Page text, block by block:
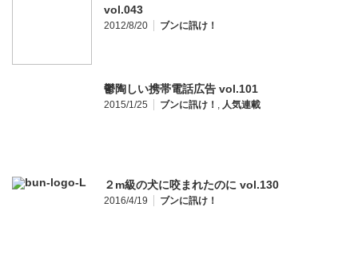
vol.043
2012/8/20 ブンに訊け！
鬱陶しい携帯電話広告 vol.101
2015/1/25 ブンに訊け！ , 人気連載
２m級の犬に咬まれたのに vol.130
2016/4/19 ブンに訊け！